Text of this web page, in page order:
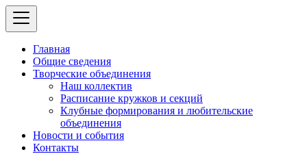
Главная
Общие сведения
Творческие объединения
Наш коллектив
Расписание кружков и секций
Клубные формирования и любительские
объединения
Новости и события
Контакты